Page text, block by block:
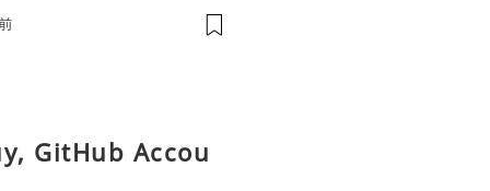
and collabo
GitHub Accou